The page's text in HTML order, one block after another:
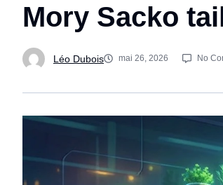
Mory Sacko
Léo Dubois mai 26, 2026 No